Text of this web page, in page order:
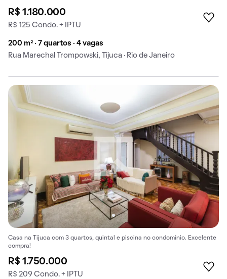
R$ 1.180.000
R$ 125 Condo. + IPTU
200 m² · 7 quartos · 4 vagas
Rua Marechal Trompowski, Tijuca · Rio de Janeiro
Casa na Tijuca com 3 quartos, quintal e piscina no condomínio. Excelente
compra!
R$ 1.750.000
R$ 209 Condo. + IPTU